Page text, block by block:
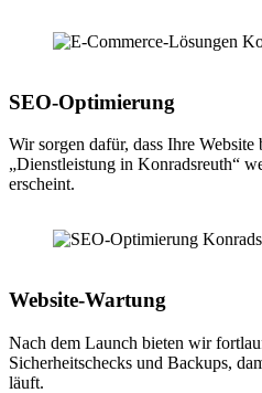
SEO-Optimierung
Wir sorgen dafür, dass Ihre
„Dienstleistung in Konradsreuth“
erscheint.
Website-Wartung
Nach dem Launch bieten wir
Sicherheitschecks und Backups,
läuft.